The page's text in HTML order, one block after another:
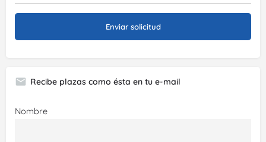
Recibe plazas como ésta en tu e-mail
Nombre